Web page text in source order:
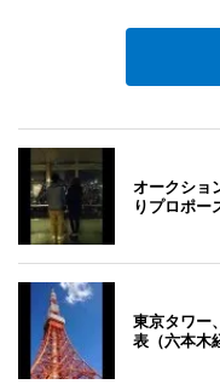
オークショ
りプロポー
東京タワー
表（六本木